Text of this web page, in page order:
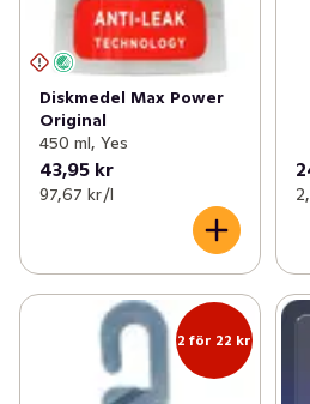
Diskmedel Max Power
Original
450 ml, Yes
43,95 kr
97,67 kr /l
2 för 22 kr